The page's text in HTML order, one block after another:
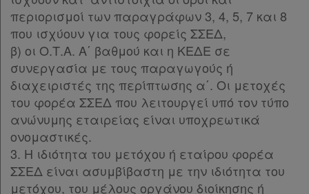
περιορισμοί των παραγράφων 3, 4, 5, 7 και 8
που ισχύουν για τους φορείς ΣΣΕΔ,
β) οι Ο.Τ.Α. Α΄ βαθμού και η ΚΕΔΕ σε
συνεργασία με τους παραγωγούς ή
διαχειριστές της περίπτωσης α΄. Οι μετοχές
του φορέα ΣΣΕΔ που λειτουργεί υπό τον τύπο
ανώνυμης εταιρείας είναι υποχρεωτικά
ονομαστικές.
3. Η ιδιότητα του μετόχου ή εταίρου φορέα
ΣΣΕΔ είναι ασυμβίβαστη με την ιδιότητα του
μετόχου, του μέλους οργάνου διοίκησης ή